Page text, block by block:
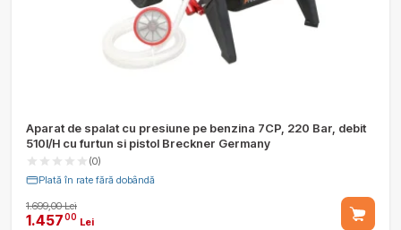
Aparat de spalat cu presiune pe benzina 7CP, 220 Bar, debit
510l/H cu furtun si pistol Breckner Germany
(0)
Plată în rate fără dobândă
1.699,00 Lei
1.45700 Lei